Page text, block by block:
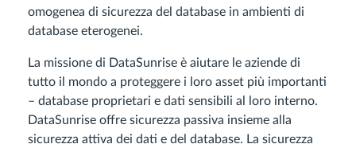
omogenea di sicurezza del database in ambienti di
database eterogenei.
La missione di DataSunrise è aiutare le aziende di
tutto il mondo a proteggere i loro asset più importanti
– database proprietari e dati sensibili al loro interno.
DataSunrise offre sicurezza passiva insieme alla
sicurezza attiva dei dati e del database. La sicurezza